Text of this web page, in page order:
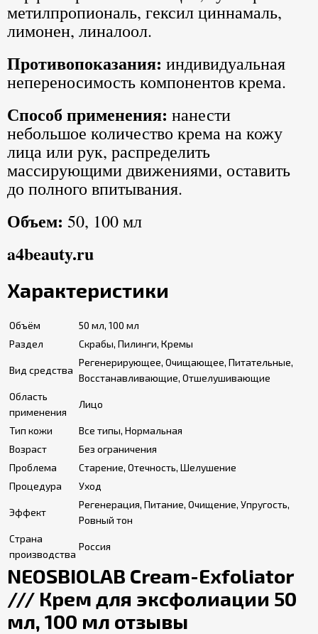
метилпропиональ, гексил циннамаль,
лимонен, линалоол.
Противопоказания: индивидуальная
непереносимость компонентов крема.
Способ применения: нанести
небольшое количество крема на кожу
лица или рук, распределить
массирующими движениями, оставить
до полного впитывания.
Объем: 50, 100 мл
a4beauty.ru
Характеристики
Объём
50 мл, 100 мл
Раздел
Скрабы, Пилинги, Кремы
Вид средства
Регенерирующее, Очищающее, Питательные,
Восстанавливающие, Отшелушивающие
Область
применения
Лицо
Тип кожи
Все типы, Нормальная
Возраст
Без ограничения
Проблема
Старение, Отечность, Шелушение
Процедура
Уход
Эффект
Регенерация, Питание, Очищение, Упругость,
Ровный тон
Страна
производства
Россия
NEOSBIOLAB Cream-Exfoliator
/// Крем для эксфолиации 50
мл, 100 мл отзывы